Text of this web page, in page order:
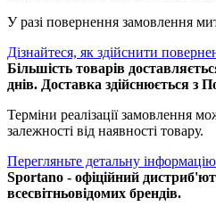
У разі повернення замовлення
Дізнайтеся, як здійснити
Більшість товарів
днів. Доставка здійснюється з
Терміни реалізації замовлення
залежності від наявності товару.
Перегляньте детальну інформацію
Sportano - офіційний
всесвітньовідомих брендів.